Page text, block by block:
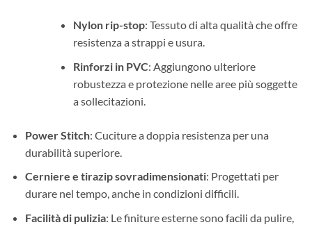
Nylon rip-stop: Tessuto di alta qualità che offre
resistenza a strappi e usura.
Rinforzi in PVC: Aggiungono ulteriore
robustezza e protezione nelle aree più soggette
a sollecitazioni.
Power Stitch: Cuciture a doppia resistenza per una
durabilità superiore.
Cerniere e tirazip sovradimensionati: Progettati per
durare nel tempo, anche in condizioni difficili.
Facilità di pulizia: Le finiture esterne sono facili da pulire,